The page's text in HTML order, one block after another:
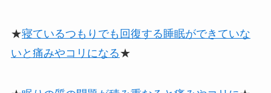
★寝ているつもりでも回復する睡眠ができていな
いと痛みやコリになる★